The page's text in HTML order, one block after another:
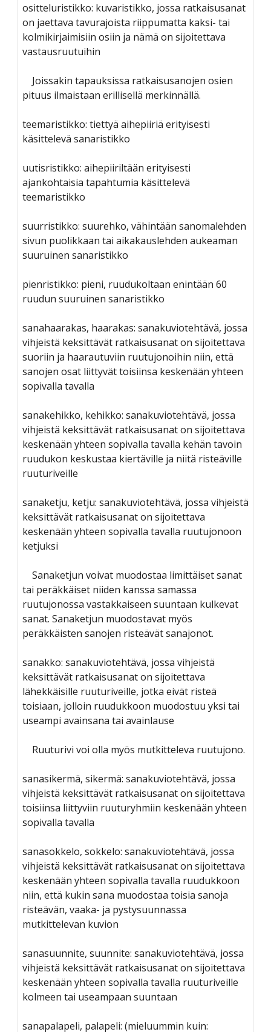
ositteluristikko: kuvaristikko, jossa ratkaisusanat
on jaettava tavurajoista riippumatta kaksi- tai
kolmikirjaimisiin osiin ja nämä on sijoitettava
vastausruutuihin
Joissakin tapauksissa ratkaisusanojen osien
pituus ilmaistaan erillisellä merkinnällä.
teemaristikko: tiettyä aihepiiriä erityisesti
käsittelevä sanaristikko
uutisristikko: aihepiiriltään erityisesti
ajankohtaisia tapahtumia käsittelevä
teemaristikko
suurristikko: suurehko, vähintään sanomalehden
sivun puolikkaan tai aikakauslehden aukeaman
suuruinen sanaristikko
pienristikko: pieni, ruudukoltaan enintään 60
ruudun suuruinen sanaristikko
sanahaarakas, haarakas: sanakuviotehtävä, jossa
vihjeistä keksittävät ratkaisusanat on sijoitettava
suoriin ja haarautuviin ruutujonoihin niin, että
sanojen osat liittyvät toisiinsa keskenään yhteen
sopivalla tavalla
sanakehikko, kehikko: sanakuviotehtävä, jossa
vihjeistä keksittävät ratkaisusanat on sijoitettava
keskenään yhteen sopivalla tavalla kehän tavoin
ruudukon keskustaa kiertäville ja niitä risteäville
ruuturiveille
sanaketju, ketju: sanakuviotehtävä, jossa vihjeistä
keksittävät ratkaisusanat on sijoitettava
keskenään yhteen sopivalla tavalla ruutujonoon
ketjuksi
Sanaketjun voivat muodostaa limittäiset sanat
tai peräkkäiset niiden kanssa samassa
ruutujonossa vastakkaiseen suuntaan kulkevat
sanat. Sanaketjun muodostavat myös
peräkkäisten sanojen risteävät sanajonot.
sanakko: sanakuviotehtävä, jossa vihjeistä
keksittävät ratkaisusanat on sijoitettava
lähekkäisille ruuturiveille, jotka eivät risteä
toisiaan, jolloin ruudukkoon muodostuu yksi tai
useampi avainsana tai avainlause
Ruuturivi voi olla myös mutkitteleva ruutujono.
sanasikermä, sikermä: sanakuviotehtävä, jossa
vihjeistä keksittävät ratkaisusanat on sijoitettava
toisiinsa liittyviin ruuturyhmiin keskenään yhteen
sopivalla tavalla
sanasokkelo, sokkelo: sanakuviotehtävä, jossa
vihjeistä keksittävät ratkaisusanat on sijoitettava
keskenään yhteen sopivalla tavalla ruudukkoon
niin, että kukin sana muodostaa toisia sanoja
risteävän, vaaka- ja pystysuunnassa
mutkittelevan kuvion
sanasuunnite, suunnite: sanakuviotehtävä, jossa
vihjeistä keksittävät ratkaisusanat on sijoitettava
keskenään yhteen sopivalla tavalla ruuturiveille
kolmeen tai useampaan suuntaan
sanapalapeli, palapeli: (mieluummin kuin: